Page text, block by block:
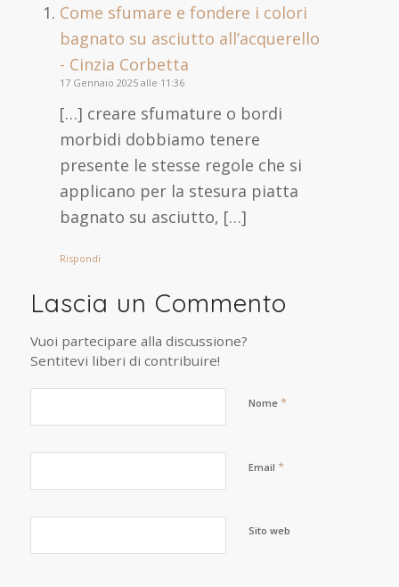
Come sfumare e fondere i colori
bagnato su asciutto all’acquerello
- Cinzia Corbetta
17 Gennaio 2025 alle 11:36
[…] creare sfumature o bordi
morbidi dobbiamo tenere
presente le stesse regole che si
applicano per la stesura piatta
bagnato su asciutto, […]
Rispondi
Lascia un Commento
Vuoi partecipare alla discussione?
Sentitevi liberi di contribuire!
Nome *
Email *
Sito web